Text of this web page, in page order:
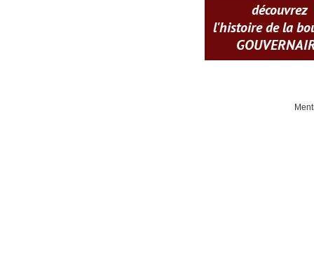
découvrez
l'histoire de la